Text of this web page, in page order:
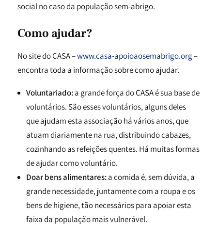
social no caso da população sem-abrigo.
Como ajudar?
No site do CASA –www.casa-apoioaosemabrigo.org–
encontra toda a informação sobre como ajudar.
Voluntariado:a grande força doCASAé sua base de
voluntários. São esses voluntários, alguns deles
que ajudam esta associação há vários anos, que
atuam diariamente na rua, distribuindo cabazes,
cozinhando as refeições quentes. Há muitas formas
de ajudar como voluntário.
Doar bens alimentares:a comida é, sem dúvida, a
grande necessidade, juntamente com a roupa e os
bens de higiene, tão necessários para apoiar esta
faixa da população mais vulnerável.